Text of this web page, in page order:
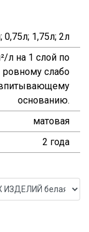
0,75л; 1,75л; 2л
л на 1 слой по
ровному слабо
основанию.
матовая
2 года